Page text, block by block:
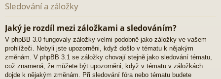
Sledování a záložky
Jaký je rozdíl mezi záložkami a sledováním?
V phpBB 3.0 fungovaly záložky velmi podobně jako záložky ve vašem
prohlížeči. Nebyli jste upozorněni, když došlo v tématu k nějakým
změnám. V phpBB 3.1 se záložky chovají stejně jako sledování tématu,
což znamená, že můžete být upozorněni, když v tématu v záložkách
dojde k nějakým změnám. Při sledování fóra nebo tématu budete